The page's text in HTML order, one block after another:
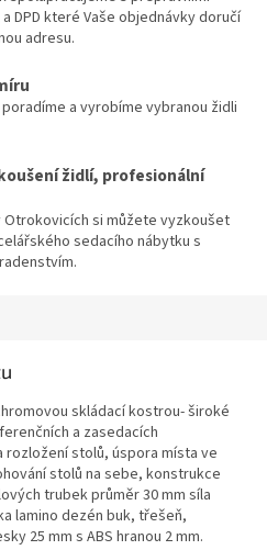
DPD které Vaše objednávky doručí
adresu.
a vyrobíme vybranou židli
židlí, profesionální
Otrokovicích si můžete vyzkoušet
sedacího nábytku s
skládací kostrou- široké
a zasedacích
stolů, úspora místa ve
stolů na sebe, konstrukce
trubek průměr 30 mm síla
lamino dezén buk, třešeň,
25 mm s ABS hranou 2 mm.